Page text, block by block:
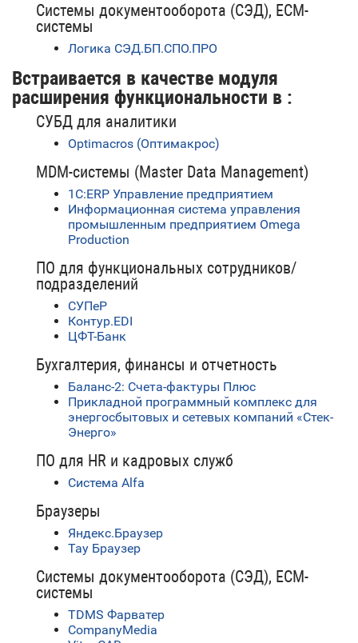
Системы документооборота (СЭД), ECM-
системы
Логика СЭД.БП.СПО.ПРО
Встраивается в качестве модуля
расширения функциональности в :
СУБД для аналитики
Optimacros (Оптимакрос)
MDM-системы (Master Data Management)
1C:ERP Управление предприятием
Информационная система управления
промышленным предприятием Omega
Production
ПО для функциональных сотрудников/
подразделений
СУПеР
Контур.EDI
ЦФТ-Банк
Бухгалтерия, финансы и отчетность
Баланс-2: Счета-фактуры Плюс
Прикладной программный комплекс для
энергосбытовых и сетевых компаний «Стек-
Энерго»
ПО для HR и кадровых служб
Система Alfa
Браузеры
Яндекс.Браузер
Тау Браузер
Системы документооборота (СЭД), ECM-
системы
TDMS Фарватер
CompanyMedia